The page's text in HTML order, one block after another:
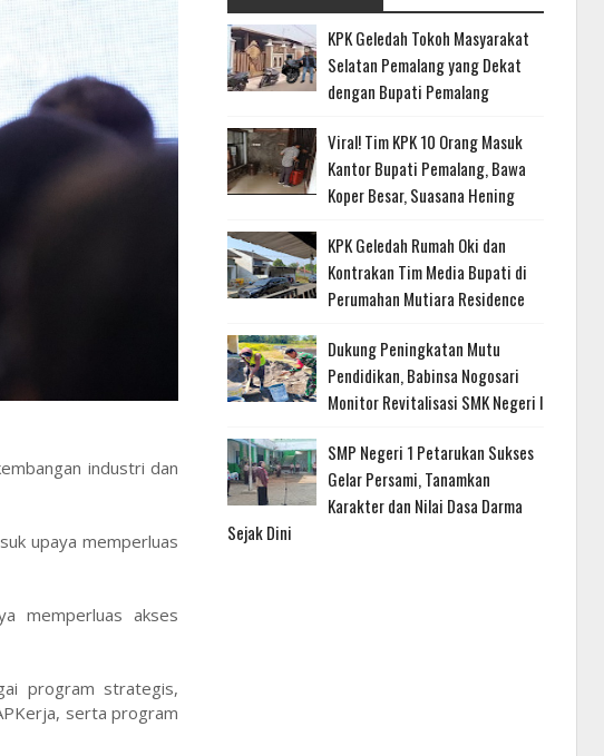
industri dan
upaya memperluas
memperluas akses
program strategis,
serta program
KPK Geledah Tokoh Masyarakat
Selatan Pemalang yang Dekat
dengan Bupati Pemalang
Viral! Tim KPK 10 Orang Masuk
Kantor Bupati Pemalang, Bawa
Koper Besar, Suasana Hening
KPK Geledah Rumah Oki dan
Kontrakan Tim Media Bupati di
Perumahan Mutiara Residence
Dukung Peningkatan Mutu
Pendidikan, Babinsa Nogosari
Monitor Revitalisasi SMK Negeri I
SMP Negeri 1 Petarukan Sukses
Gelar Persami, Tanamkan
Karakter dan Nilai Dasa Darma
Sejak Dini